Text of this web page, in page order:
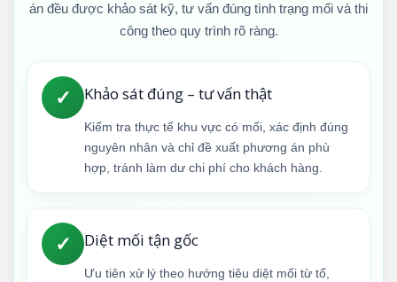
án đều được khảo sát kỹ, tư vấn đúng tình trạng mối và thi
công theo quy trình rõ ràng.
✓ Khảo sát đúng – tư vấn thật
Kiểm tra thực tế khu vực có mối, xác định đúng
nguyên nhân và chỉ đề xuất phương án phù
hợp, tránh làm dư chi phí cho khách hàng.
✓ Diệt mối tận gốc
Ưu tiên xử lý theo hướng tiêu diệt mối từ tổ,